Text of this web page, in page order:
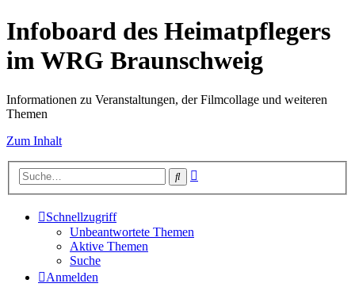
Infoboard des Heimatpflegers
im WRG Braunschweig
Informationen zu Veranstaltungen, der Filmcollage und weiteren
Themen
Zum Inhalt
Suche
Schnellzugriff
Unbeantwortete Themen
Aktive Themen
Suche
Anmelden